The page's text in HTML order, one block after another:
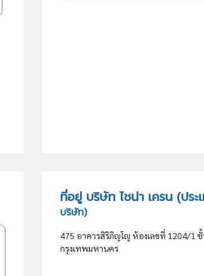
ที่อยู่ บริษัท ไชน่า เครน (ประ
บริษัท)
475 อาคารสิริภิญโญ ห้องเลขที่ 1204/1
กรุงเทพมหานคร